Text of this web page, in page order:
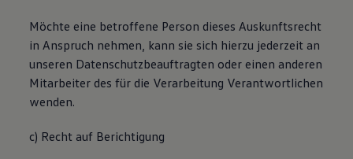
Möchte eine betroffene Person dieses Auskunftsrecht
in Anspruch nehmen, kann sie sich hierzu jederzeit an
unseren Datenschutzbeauftragten oder einen anderen
Mitarbeiter des für die Verarbeitung Verantwortlichen
wenden.
c) Recht auf Berichtigung